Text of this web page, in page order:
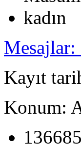
Mesajlar:
Kayıt
Konum: